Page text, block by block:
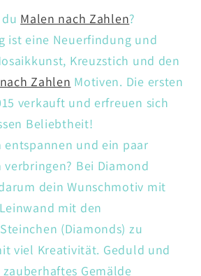
Malen nach Zahlen?
ist eine Neuerfindung und
Kreuzstich und den
Zahlen Motiven. Die ersten
verkauft und erfreuen sich
Beliebtheit!
entspannen und ein paar
Bei Diamond
dein Wunschmotiv mit
mit den
(Diamonds) zu
viel Kreativität. Geduld und
Gemälde